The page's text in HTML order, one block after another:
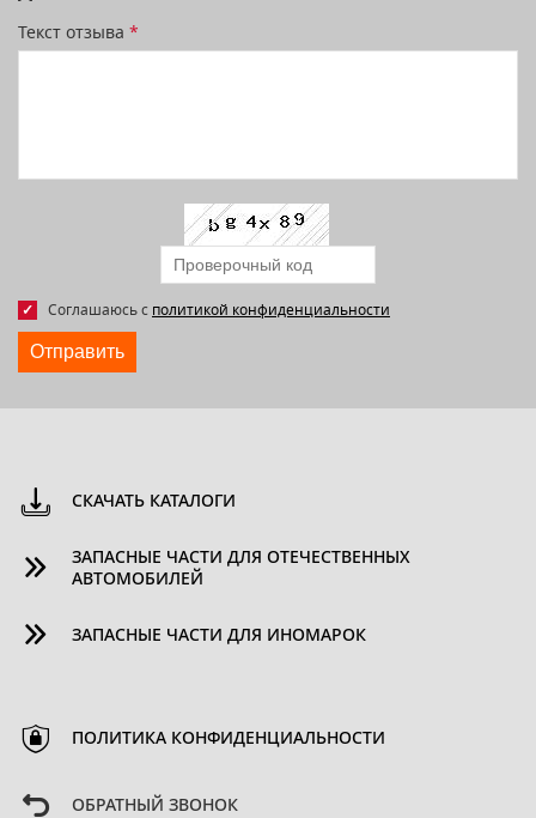
Текст отзыва *
Соглашаюсь с политикой конфиденциальности
Отправить
СКАЧАТЬ КАТАЛОГИ
ЗАПАСНЫЕ ЧАСТИ ДЛЯ ОТЕЧЕСТВЕННЫХ
АВТОМОБИЛЕЙ
ЗАПАСНЫЕ ЧАСТИ ДЛЯ ИНОМАРОК
ПОЛИТИКА КОНФИДЕНЦИАЛЬНОСТИ
ОБРАТНЫЙ ЗВОНОК